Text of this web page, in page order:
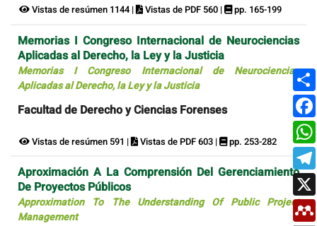
Vistas de resúmen 1144 | Vistas de PDF 560 | pp. 165-199
Memorias I Congreso Internacional de Neurociencias
Aplicadas al Derecho, la Ley y la Justicia
Memorias I Congreso Internacional de Neurociencias
Aplicadas al Derecho, la Ley y la Justicia
Facultad de Derecho y Ciencias Forenses
Vistas de resúmen 591 | Vistas de PDF 603 | pp. 253-282
Aproximación A La Comprensión Del Gerenciamiento
De Proyectos Públicos
Approximation To The Understanding Of Public Project
Management